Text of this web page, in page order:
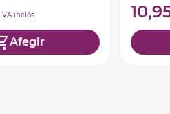
IVA inclòs
Afegir